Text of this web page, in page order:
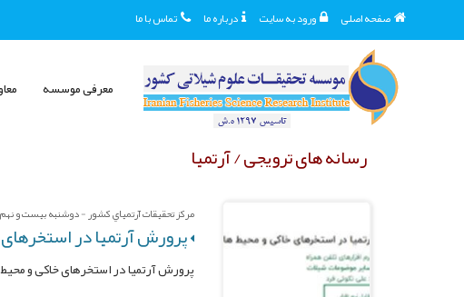
صفحه اصلی ورود به سایت درباره ما تماس با ما
معرفی موسسه
رسانه های ترویجی / آرتمیا
مرکز تحقيقات آرتمياي کشور - دوشنبه بیست و نهم
پرورش آرتمیا در
پرورش آرتمیا در استخرهای خاکی و